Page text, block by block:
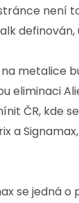
metalice
eliminaci
ČR,
a
se jedná o